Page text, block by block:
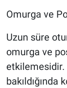
Omurga ve
Uzun süre
omurga ve
etkilemesidir.